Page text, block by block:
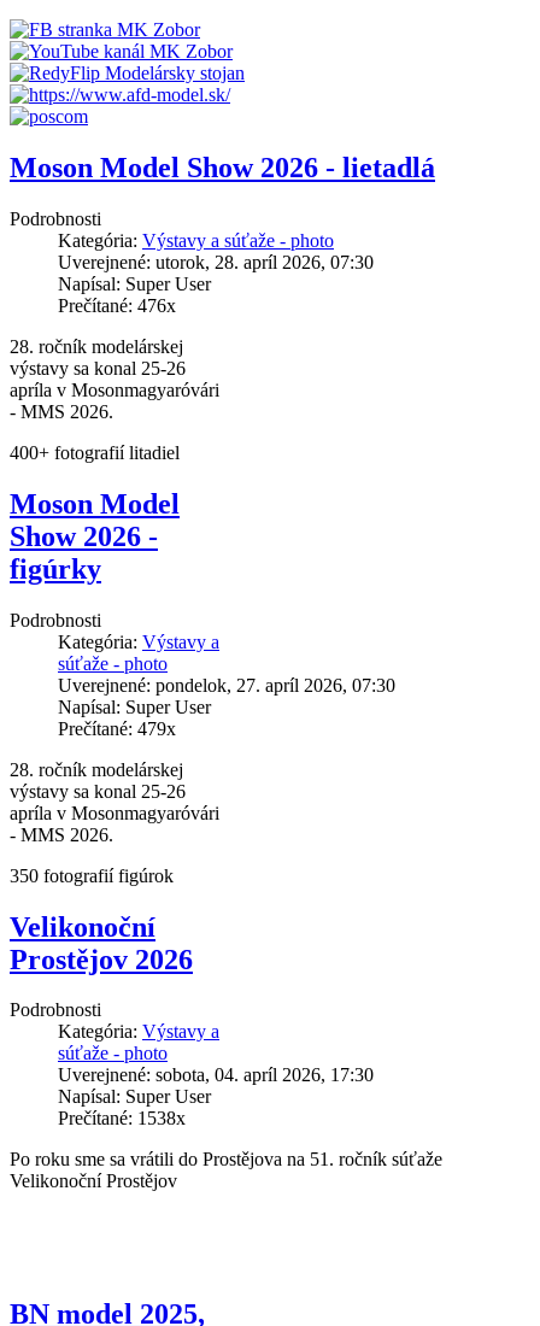
Moson Model Show 2026 - lietadlá
Podrobnosti
Kategória: Výstavy a súťaže - photo
Uverejnené: utorok, 28. apríl 2026, 07:30
Napísal: Super User
Prečítané: 476x
28. ročník modelárskej
výstavy sa konal 25-26
apríla v Mosonmagyaróvári
- MMS 2026.
400+ fotografií litadiel
Moson Model
Show 2026 -
figúrky
Podrobnosti
Kategória: Výstavy a
súťaže - photo
Uverejnené: pondelok, 27. apríl 2026, 07:30
Napísal: Super User
Prečítané: 479x
28. ročník modelárskej
výstavy sa konal 25-26
apríla v Mosonmagyaróvári
- MMS 2026.
350 fotografií figúrok
Velikonoční
Prostějov 2026
Podrobnosti
Kategória: Výstavy a
súťaže - photo
Uverejnené: sobota, 04. apríl 2026, 17:30
Napísal: Super User
Prečítané: 1538x
Po roku sme sa vrátili do Prostějova na 51. ročník súťaže
Velikonoční Prostějov
BN model 2025,